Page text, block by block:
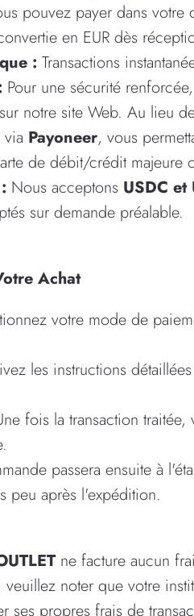
pouvez payer dans votre
en EUR dès
: Transactions
Pour une sécurité
notre site Web. Au lieu
Payoneer, vous
de débit/crédit majeure
Nous acceptons USDC et
sur demande préalable.
Achat
votre mode de
les instructions
fois la transaction
passera ensuite à
peu après l'expédition.
ne facture aucun
veuillez noter que votre
ses propres frais de